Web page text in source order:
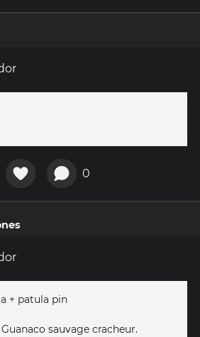
0
+ patula pin
sauvage cracheur.